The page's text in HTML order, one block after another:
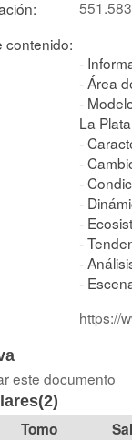
contenido:
-
- Área
-
La Plata
-
-
-
-
-
-
-
-
https://
este documento
Tomo